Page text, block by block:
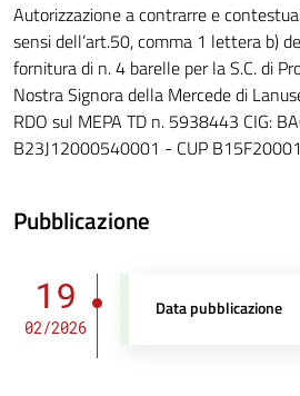
Autorizzazione a contrarre e
sensi dell’art.50, comma 1 lettera b)
fornitura di n. 4 barelle per la S.C. di
Nostra Signora della Mercede di
RDO sul MEPA TD n. 5938443 CIG:
B23J12000540001 - CUP
Pubblicazione
19
02/2026
Data pubblicazione